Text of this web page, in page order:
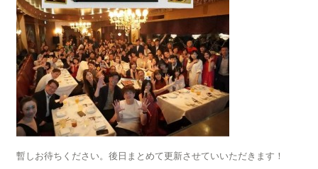
暫しお待ちください。後日まとめて更新させていいただきます！